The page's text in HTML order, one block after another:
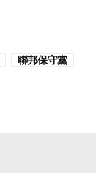
聯邦保守黨